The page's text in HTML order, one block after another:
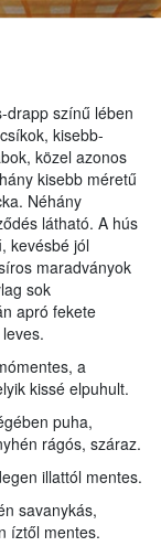
drapp színű lében
kisebb-
közel azonos
kisebb méretű
Néhány
látható. A hús
kevésbé jól
maradványok
sok
apró fekete
a
kissé elpuhult.
puha,
rágós, száraz.
illattól mentes.
savanykás,
íztől mentes.